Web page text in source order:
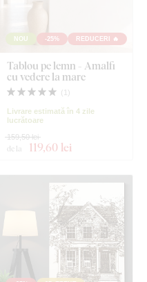
NOU -25% REDUCERI 🔥
Tablou pe lemn - Amalfi
cu vedere la mare
( 1 )
Livrare estimată în 4 zile
lucrătoare
de la 119,60 lei
159,50 lei